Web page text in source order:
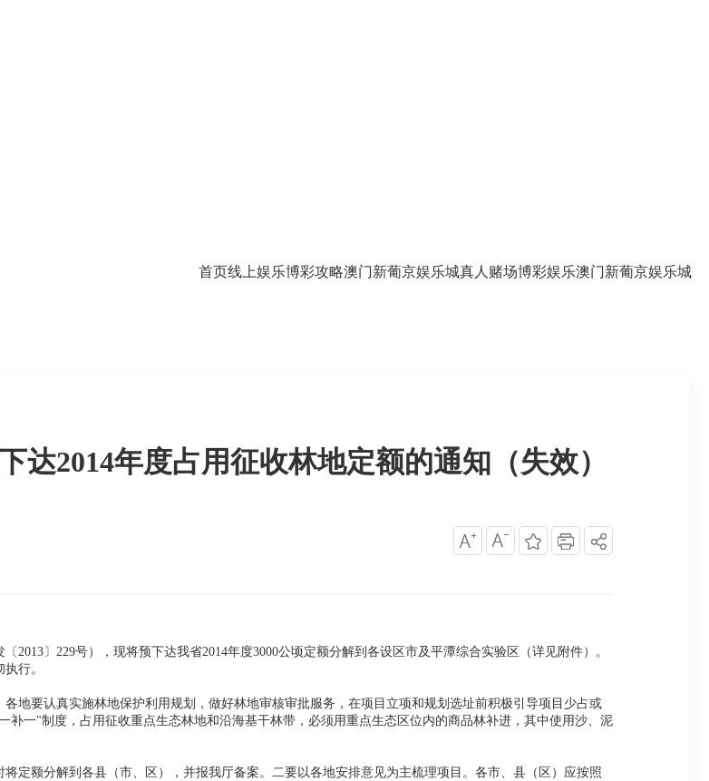
首页线上娱乐博彩攻略澳门新葡京娱乐城真人赌场博彩娱乐澳门新葡京娱乐城
达2014年度占用征收林地定额的通知（失效）
〕229号），现将预下达我省2014年度3000公顷定额分解到各设区市及平潭综合实验区（详见附件）。
行。
地要认真实施林地保护利用规划，做好林地审核审批服务，在项目立项和规划选址前积极引导项目少占或
一"制度，占用征收重点生态林地和沿海基干林带，必须用重点生态区位内的商品林补进，其中使用沙、泥
定额分解到各县（市、区），并报我厅备案。二要以各地安排意见为主梳理项目。各市、县（区）应按照